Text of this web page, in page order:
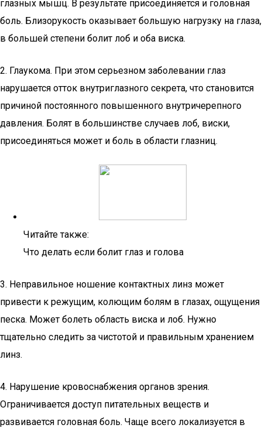
глазных мышц. В результате присоединяется и головная
боль. Близорукость оказывает большую нагрузку на глаза,
в большей степени болит лоб и оба виска.
2. Глаукома. При этом серьезном заболевании глаз
нарушается отток внутриглазного секрета, что становится
причиной постоянного повышенного внутричерепного
давления. Болят в большинстве случаев лоб, виски,
присоединяться может и боль в области глазниц.
Читайте также:
Что делать если болит глаз и голова
3. Неправильное ношение контактных линз может
привести к режущим, колющим болям в глазах, ощущения
песка. Может болеть область виска и лоб. Нужно
тщательно следить за чистотой и правильным хранением
линз.
4. Нарушение кровоснабжения органов зрения.
Ограничивается доступ питательных веществ и
развивается головная боль. Чаще всего локализуется в